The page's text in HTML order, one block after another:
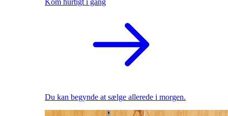
Kom hurtigt i gang
Du kan begynde at sælge allerede i morgen.